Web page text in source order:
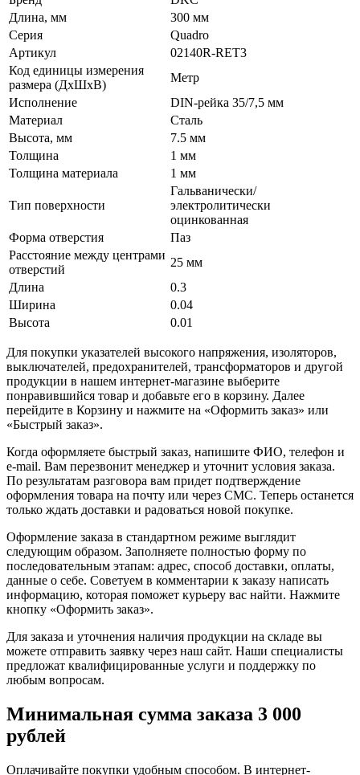
Длина, мм
300 мм
Серия
Quadro
Артикул
02140R-RET3
Код единицы измерения
размера (ДхШхВ)
Метр
Исполнение
DIN-рейка 35/7,5 мм
Материал
Сталь
Высота, мм
7.5 мм
Толщина
1 мм
Толщина материала
1 мм
Тип поверхности
Гальванически/
электролитически
оцинкованная
Форма отверстия
Паз
Расстояние между центрами
отверстий
25 мм
Длина
0.3
Ширина
0.04
Высота
0.01
Для покупки указателей высокого напряжения, изоляторов,
выключателей, предохранителей, трансформаторов и другой
продукции в нашем интернет-магазине выберите
понравившийся товар и добавьте его в корзину. Далее
перейдите в Корзину и нажмите на «Оформить заказ» или
«Быстрый заказ».
Когда оформляете быстрый заказ, напишите ФИО, телефон и
e-mail. Вам перезвонит менеджер и уточнит условия заказа.
По результатам разговора вам придет подтверждение
оформления товара на почту или через СМС. Теперь останется
только ждать доставки и радоваться новой покупке.
Оформление заказа в стандартном режиме выглядит
следующим образом. Заполняете полностью форму по
последовательным этапам: адрес, способ доставки, оплаты,
данные о себе. Советуем в комментарии к заказу написать
информацию, которая поможет курьеру вас найти. Нажмите
кнопку «Оформить заказ».
Для заказа и уточнения наличия продукции на складе вы
можете отправить заявку через наш сайт. Наши специалисты
предложат квалифицированные услуги и поддержку по
любым вопросам.
Минимальная сумма заказа 3 000
рублей
Оплачивайте покупки удобным способом. В интернет-